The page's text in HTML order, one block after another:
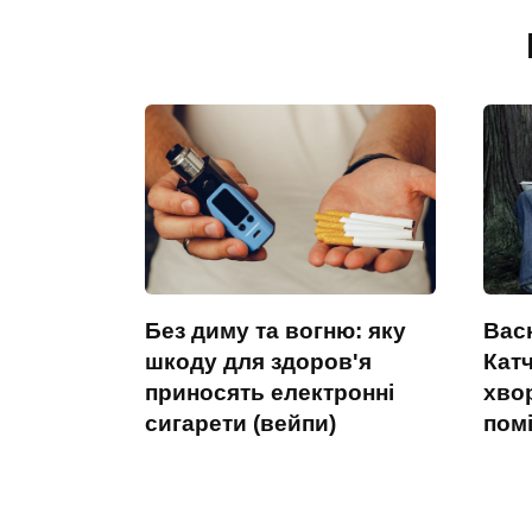
Без диму та вогню: яку
шкоду для здоров'я
приносять електронні
сигарети (вейпи)